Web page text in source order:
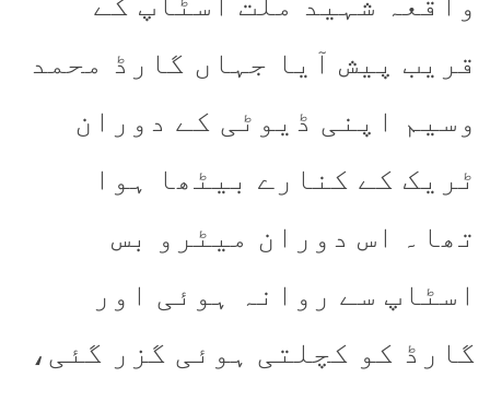
قریب پیش آیا جہاں گارڈ محمد
وسیم اپنی ڈیوٹی کے دوران
ٹریک کے کنارے بیٹھا ہوا
تھا۔ اس دوران میٹرو بس
اسٹاپ سے روانہ ہوئی اور
گارڈ کو کچلتی ہوئی گزر گئی،